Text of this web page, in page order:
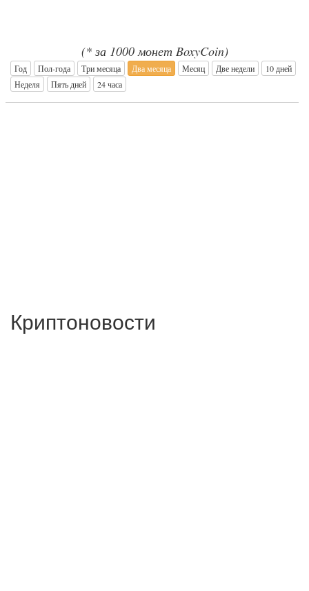
(* за 1000 монет BoxyCoin)
Год Пол-года Три месяца Два месяца Месяц Две недели
10 дней
Неделя
Пять дней 24 часа
Криптоновости